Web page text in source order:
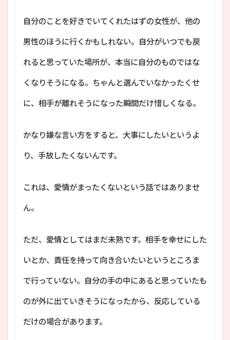
自分のことを好きでいてくれたはずの女性が、他の
男性のほうに行くかもしれない。自分がいつでも戻
れると思っていた場所が、本当に自分のものではな
くなりそうになる。ちゃんと選んでいなかったくせ
に、相手が離れそうになった瞬間だけ惜しくなる。
かなり嫌な言い方をすると、大事にしたいというよ
り、手放したくないんです。
これは、愛情がまったくないという話ではありませ
ん。
ただ、愛情としてはまだ未熟です。相手を幸せにした
いとか、責任を持って向き合いたいというところま
で行っていない。自分の手の中にあると思っていたも
のが外に出ていきそうになったから、反応している
だけの場合があります。